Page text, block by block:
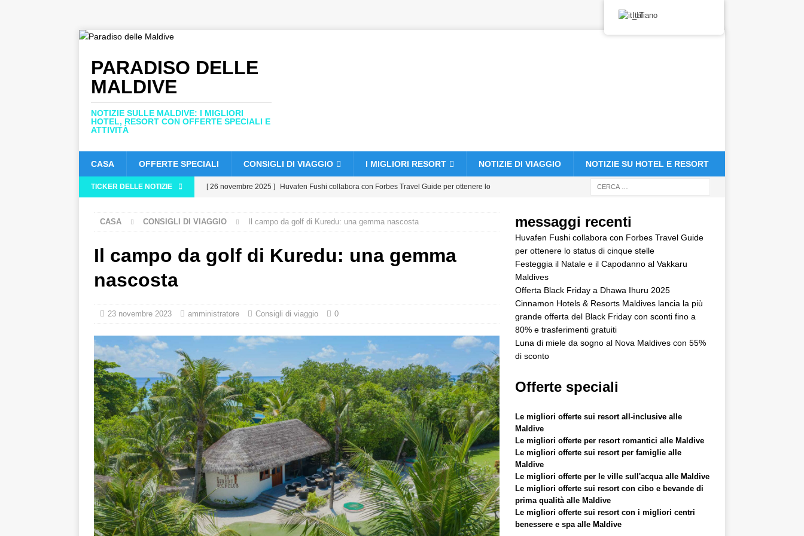
PARADISO DELLE
MALDIVE
NOTIZIE SULLE MALDIVE: I MIGLIORI
HOTEL, RESORT CON OFFERTE SPECIALI E
ATTIVITÀ
CASA OFFERTE SPECIALI CONSIGLI DI VIAGGIO I MIGLIORI RESORT NOTIZIE DI VIAGGIO NOTIZIE SU HOTEL E RESORT
TICKER DELLE NOTIZIE [ 26 novembre 2025 ] Huvafen Fushi collabora con Forbes Travel Guide per ottenere lo
[ 24 novembre 2025 ] Festeggia il Natale e il Capodanno al Vakkaru Maldives
HOTEL E RESORT A 5 STELLE
[ 21 novembre 2025 ] Offerta Black Friday a Dhawa Ihuru 2025
[ 17 novembre 2025 ] Cinnamon Hotels & Resorts Maldives lancia la più grande offerta
[ 13 novembre 2025 ] Luna di miele da sogno al Nova Maldives con 55% di sconto
OFFERTE SPECIALI
CASA CONSIGLI DI VIAGGIO Il campo da golf di Kuredu: una gemma nascosta
Il campo da golf di Kuredu: una gemma
nascosta
23 novembre 2023 amministratore Consigli di viaggio 0
messaggi recenti
Huvafen Fushi collabora con Forbes Travel Guide
per ottenere lo status di cinque stelle
Festeggia il Natale e il Capodanno al Vakkaru
Maldives
Offerta Black Friday a Dhawa Ihuru 2025
Cinnamon Hotels & Resorts Maldives lancia la più
grande offerta del Black Friday con sconti fino a
80% e trasferimenti gratuiti
Luna di miele da sogno al Nova Maldives con 55%
di sconto
Offerte speciali
Le migliori offerte sui resort all-inclusive alle
Maldive
Le migliori offerte per resort romantici alle Maldive
Le migliori offerte sui resort per famiglie alle
Maldive
Le migliori offerte per le ville sull'acqua alle Maldive
Le migliori offerte sui resort con cibo e bevande di
prima qualità alle Maldive
Le migliori offerte sui resort con i migliori centri
benessere e spa alle Maldive
Italiano